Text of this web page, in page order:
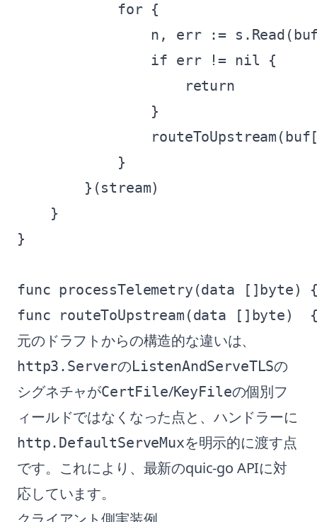
            for {
n, err :=
                if err != nil {
                    return
                }
            }
        }(stream)
    }
}
func processTelemetry(data []byte)
元のドラフトからの構造的な違いは、
http3.ServerのListenAndServeTLSの
シグネチャがCertFile/KeyFileの個別フ
ィールドではなくなった点と、ハンドラーに
http.DefaultServeMuxを明示的に渡す点
です。これにより、最新のquic-go APIに対
応しています。